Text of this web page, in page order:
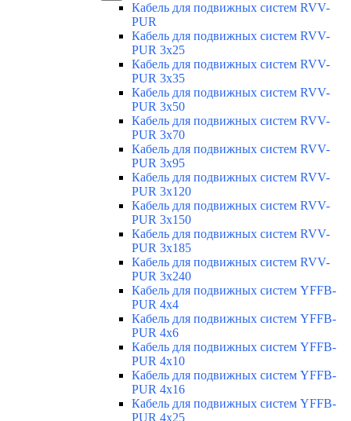
Кабель для подвижных систем RVV-
PUR
Кабель для подвижных систем RVV-
PUR 3x25
Кабель для подвижных систем RVV-
PUR 3x35
Кабель для подвижных систем RVV-
PUR 3x50
Кабель для подвижных систем RVV-
PUR 3x70
Кабель для подвижных систем RVV-
PUR 3x95
Кабель для подвижных систем RVV-
PUR 3x120
Кабель для подвижных систем RVV-
PUR 3x150
Кабель для подвижных систем RVV-
PUR 3x185
Кабель для подвижных систем RVV-
PUR 3x240
Кабель для подвижных систем YFFB-
PUR 4x4
Кабель для подвижных систем YFFB-
PUR 4x6
Кабель для подвижных систем YFFB-
PUR 4x10
Кабель для подвижных систем YFFB-
PUR 4x16
Кабель для подвижных систем YFFB-
PUR 4x25